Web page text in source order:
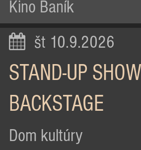
Kino Baník
št 10.9.2026
STAND-UP SHOW
BACKSTAGE
Dom kultúry